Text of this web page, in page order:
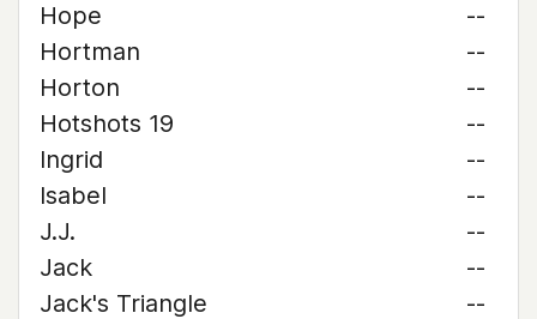
Hope
--
Hortman
--
Horton
--
Hotshots 19
--
Ingrid
--
Isabel
--
J.J.
--
Jack
--
Jack's Triangle
--